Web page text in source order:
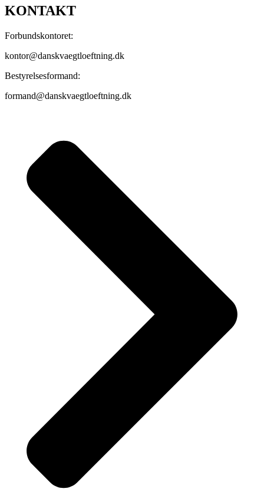
KONTAKT
Forbundskontoret:
kontor@danskvaegtloeftning.dk
Bestyrelsesformand:
formand@danskvaegtloeftning.dk